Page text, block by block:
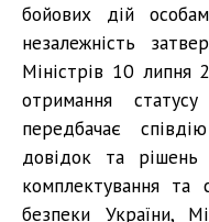
бойових дій
незалежність
Міністрів 10
отримання
передбачає
довідок та рішень
комплектування та
безпеки України,